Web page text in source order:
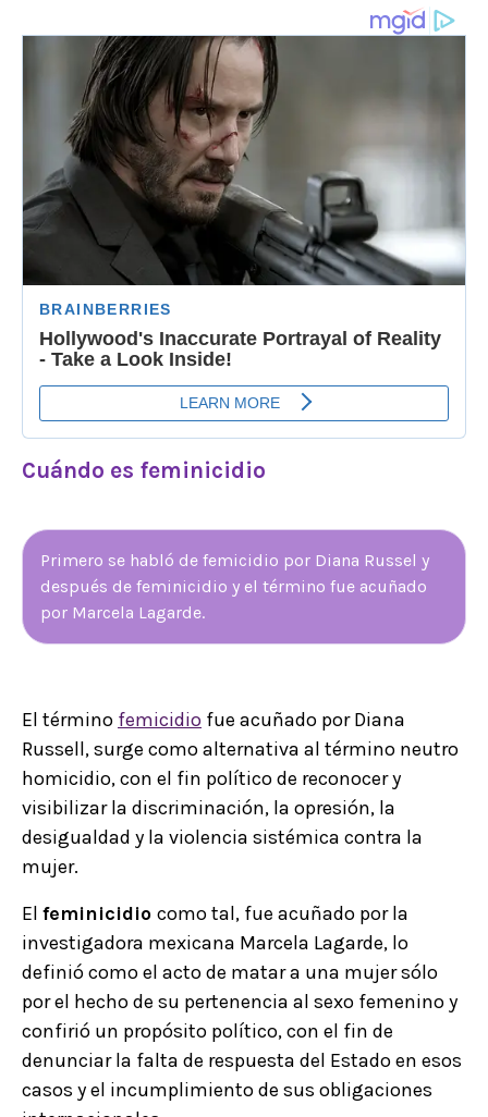
Cuándo es feminicidio
Primero se habló de femicidio por Diana Russel y
después de feminicidio y el término fue acuñado
por Marcela Lagarde.
El término femicidio fue acuñado por Diana
Russell, surge como alternativa al término neutro
homicidio, con el fin político de reconocer y
visibilizar la discriminación, la opresión, la
desigualdad y la violencia sistémica contra la
mujer.
El feminicidio como tal, fue acuñado por la
investigadora mexicana Marcela Lagarde, lo
definió como el acto de matar a una mujer sólo
por el hecho de su pertenencia al sexo femenino y
confirió un propósito político, con el fin de
denunciar la falta de respuesta del Estado en esos
casos y el incumplimiento de sus obligaciones